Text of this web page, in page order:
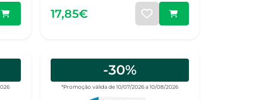
17,85€
-30%
*Promoção válida de 10/07/2026 a 10/08/2026